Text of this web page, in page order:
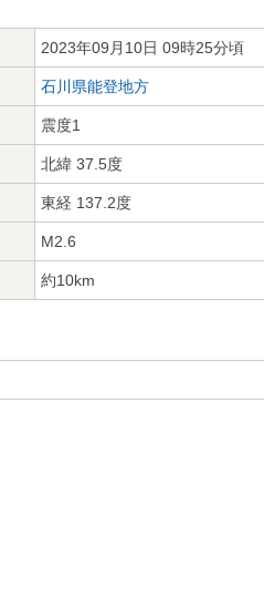
2023年09月10日 09時25分頃
石川県能登地方
震度1
北緯 37.5度
東経 137.2度
M2.6
約10km